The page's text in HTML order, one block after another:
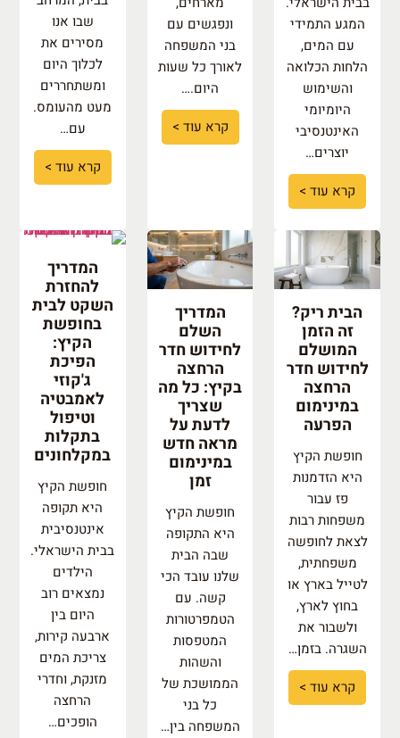
המגע התמידי
עם המים,
הלחות הכלואה
והשימוש
היומיומי
האינטנסיבי
יוצרים…
קרא עוד >
ונפגשים עם
בני המשפחה
לאורך כל שעות
היום.…
קרא עוד >
שבו אנו
מסירים את
לכלוך היום
ומשתחררים
מעט מהעומס.
עם…
קרא עוד >
הבית ריק?
זה הזמן
המושלם
לחידוש חדר
הרחצה
במינימום
הפרעה
חופשת הקיץ
היא הזדמנות
פז עבור
משפחות רבות
לצאת לחופשה
משפחתית,
לטייל בארץ או
בחוץ לארץ,
ולשבור את
השגרה. בזמן…
קרא עוד >
המדריך
השלם
לחידוש חדר
הרחצה
בקיץ: כל מה
שצריך
לדעת על
מראה חדש
במינימום
זמן
חופשת הקיץ
היא התקופה
שבה הבית
שלנו עובד הכי
קשה. עם
הטמפרטורות
המטפסות
והשהות
הממושכת של
כל בני
המשפחה בין…
המדריך
להחזרת
השקט לבית
בחופשת
הקיץ:
הפיכת
ג'קוזי
לאמבטיה
וטיפול
בתקלות
במקלחונים
חופשת הקיץ
היא תקופה
אינטנסיבית
בבית הישראלי.
הילדים
נמצאים רוב
היום בין
ארבעה קירות,
צריכת המים
מזנקת, וחדרי
הרחצה
הופכים…